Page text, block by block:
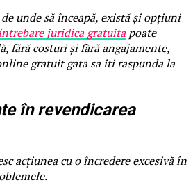
unde să înceapă, există și opțiuni
juridica gratuitapoate
fără costuri și fără angajamente,
gratuit gata sa iti raspunda la
în revendicarea
acțiunea cu o încredere excesivă în